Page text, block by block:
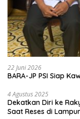
22 Juni 2026
BARA-JP PSI Siap
4 Agustus 2025
Dekatkan Diri ke
Saat Reses di